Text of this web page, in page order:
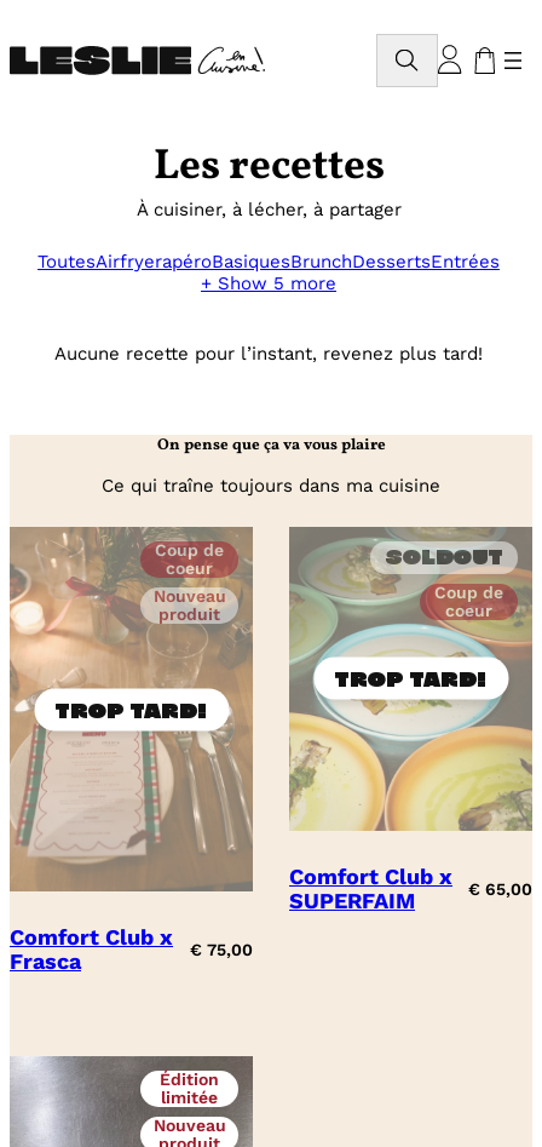
au
contenu
Rechercher
Les recettes
À cuisiner, à lécher, à partager
ToutesAirfryerapéroBasiquesBrunchDessertsEntrées
+ Show 5 more
Aucune recette pour l’instant, revenez plus tard!
On pense que ça va vous plaire
Ce qui traîne toujours dans ma cuisine
Coup de
coeur
Nouveau
produit
Comfort Club x
Frasca
€ 75,00
Soldout
Coup de
coeur
Comfort Club x
SUPERFAIM
€ 65,00
Édition
limitée
Nouveau